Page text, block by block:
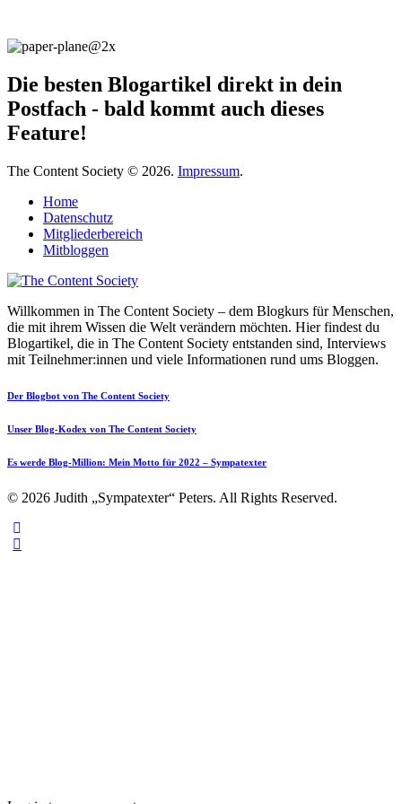
Die besten Blogartikel direkt in dein
Postfach - bald kommt auch dieses
Feature!
The Content Society © 2026. Impressum.
Home
Datenschutz
Mitgliederbereich
Mitbloggen
Willkommen in The Content Society – dem Blogkurs für Menschen,
die mit ihrem Wissen die Welt verändern möchten. Hier findest du
Blogartikel, die in The Content Society entstanden sind, Interviews
mit Teilnehmer:innen und viele Informationen rund ums Bloggen.
Der Blogbot von The Content Society
Unser Blog-Kodex von The Content Society
Es werde Blog-Million: Mein Motto für 2022 – Sympatexter
© 2026 Judith „Sympatexter“ Peters. All Rights Reserved.